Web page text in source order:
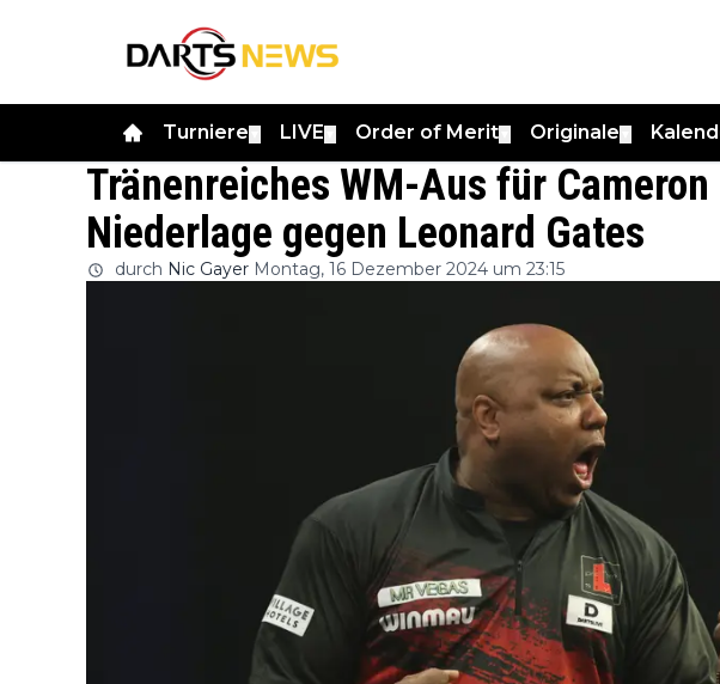
Turniere LIVE Order of Merit Originale
Tränenreiches WM-Aus für
Niederlage gegen Leonard Gates
durch Nic Gayer Montag, 16 Dezember 2024 um 23:15